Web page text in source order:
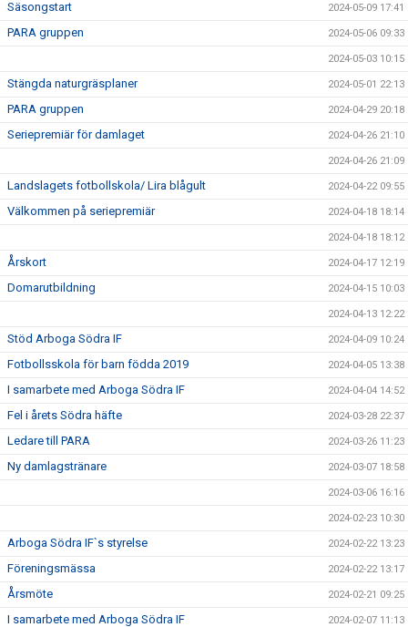
Säsongstart 2024-05-09 17:41
PARA gruppen 2024-05-06 09:33
2024-05-03 10:15
Stängda naturgräsplaner 2024-05-01 22:13
PARA gruppen 2024-04-29 20:18
Seriepremiär för damlaget 2024-04-26 21:10
2024-04-26 21:09
Landslagets fotbollskola/ Lira blågult 2024-04-22 09:55
Välkommen på seriepremiär 2024-04-18 18:14
2024-04-18 18:12
Årskort 2024-04-17 12:19
Domarutbildning 2024-04-15 10:03
2024-04-13 12:22
Stöd Arboga Södra IF 2024-04-09 10:24
Fotbollsskola för barn födda 2019 2024-04-05 13:38
I samarbete med Arboga Södra IF 2024-04-04 14:52
Fel i årets Södra häfte 2024-03-28 22:37
Ledare till PARA 2024-03-26 11:23
Ny damlagstränare 2024-03-07 18:58
2024-03-06 16:16
2024-02-23 10:30
Arboga Södra IF`s styrelse 2024-02-22 13:23
Föreningsmässa 2024-02-22 13:17
Årsmöte 2024-02-21 09:25
I samarbete med Arboga Södra IF 2024-02-07 11:13